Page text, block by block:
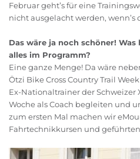
Februar geht’s für eine
nicht ausgelacht werden, wenn’s
Das wäre ja noch schöner!
alles im Programm?
Eine ganze Menge! Da wäre
Ötzi Bike Cross Country Trail
Ex-Nationaltrainer der Schweizer
Woche als Coach begleiten und
zum ersten Mal machen wir
Fahrtechnikkursen und geführten